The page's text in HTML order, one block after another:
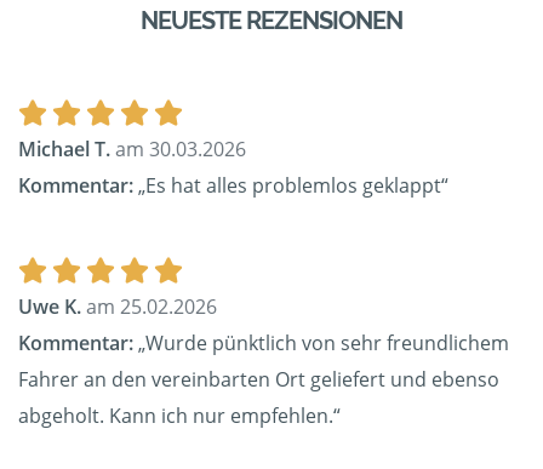
NEUESTE REZENSIONEN
Michael T.am 30.03.2026
Kommentar:„Es hat alles problemlos geklappt“
Uwe K.am 25.02.2026
Kommentar:„Wurde pünktlich von sehr freundlichem
Fahrer an den vereinbarten Ort geliefert und ebenso
abgeholt. Kann ich nur empfehlen.“